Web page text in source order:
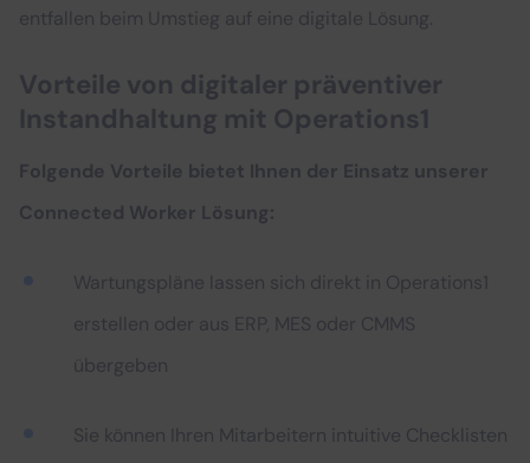
entfallen beim Umstieg auf eine digitale Lösung.
Vorteile von digitaler präventiver
Instandhaltung mit Operations1
Folgende Vorteile bietet Ihnen der Einsatz unserer
Connected Worker Lösung:
Wartungspläne lassen sich direkt in Operations1
erstellen oder aus ERP, MES oder CMMS
übergeben
Sie können Ihren Mitarbeitern intuitive Checklisten